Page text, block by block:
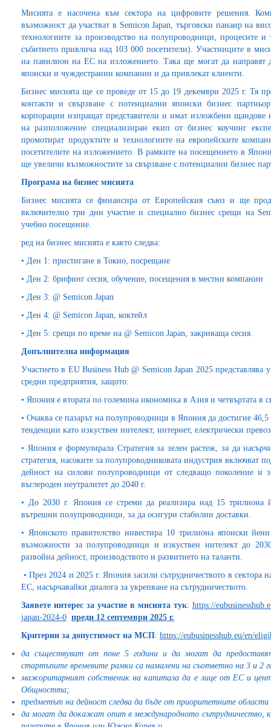
Мисията е насочена към сектора на цифровите решения.
възможност да участват в Semicon Japan, търговски панаир на
технологиите за производство на полупроводници, процесите
събитието привлича над 103 000 посетители). Участниците в
на павилион на ЕС на изложението. Така ще могат да направят
японски и чуждестранни компании и да привлекат клиенти.
Бизнес мисията ще се проведе от 15 до 19 декември 2025 г. Тя
контакти и свързване с потенциални японски бизнес
корпорации изпращат представители и имат изложбени
на разположение специализиран екип от бизнес коучинг
промотират продуктите и технологиите на европейските
посетителите на изложението. В рамките на посещението в
ще увеличи възможностите за свързване с потенциални бизнес
Програма на бизнес мисията
Бизнес мисията се финансира от Европейския съюз и ще
включително три дни участие и специално бизнес срещи на
учебно посещение.
ред на бизнес мисията е както следва:
• Ден 1: пристигане в Токио, посрещане
• Ден 2: брифинг сесия, обучение, посещения в местни компании
• Ден 3: @ Semicon Japan
• Ден 4: @ Semicon Japan, коктейл
• Ден 5: срещи по време на @ Semicon Japan, закриваща сесия.
Допълнителна информация
Участието в EU Business Hub @ Semicon Japan 2025
средни предприятия, защото:
• Япония е втората по големина икономика в Азия и четвъртата в
• Очаква се пазарът на полупроводници в Япония да достигне
тенденции като изкуствен интелект, интернет, електрически
• Япония е формулирала Стратегия за зелен растеж, за да
стратегия, насоките за полупроводниковата индустрия включват
дейност на силови полупроводници от следващо поколение и
въглероден неутралитет до 2040 г.
• До 2030 г. Япония се стреми да реализира над 15
вътрешни полупроводници, за да осигури стабилни доставки.
• Японското правителство инвестира 10 трилиона японски
възможности за полупроводници и изкуствен интелект до
развойна дейност, производството и развитието на таланти.
• През 2024 и 2025 г. Япония засили сътрудничеството в сектора
ЕС, насърчавайки диалога за укрепване на сътрудничеството.
Заявете интерес за участие в мисията тук: https://
japan-2024-0 преди 12 септември 2025 г.
Критерии за допустимост на МСП: https://eubusinesshub.eu/en/
да съществуват от поне 5 години и да могат да
стартъпите времевите рамки са намалени на съответно на 3 и 2
мажоритарният собственик на капитала да е лице от ЕС и
Общността;
предметът на дейност следва да бъде от приоритетните
да могат да докажат опит в международното сътрудничество,